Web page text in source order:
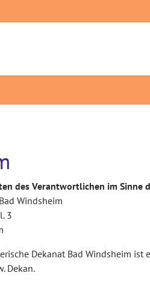
des Verantwortlichen im Sinne
Windsheim
3
Dekanat Bad Windsheim
Dekan.